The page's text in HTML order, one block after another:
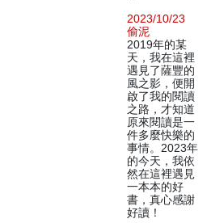
2023/10/23
偷泥
2019年的某
天，我在這裡
遇見了薩豐的
風之影，便開
啟了我的閱讀
之路，才知道
原來閱讀是一
件多麼快樂的
事情。2023年
的今天，我依
然在這裡遇見
一本本的好
書，真心感謝
好讀！